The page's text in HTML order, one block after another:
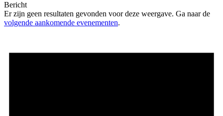
Bericht
Er zijn geen resultaten gevonden voor deze weergave. Ga naar de
volgende aankomende evenementen.